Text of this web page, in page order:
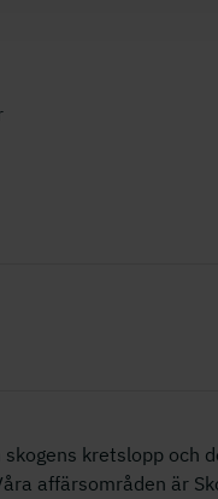
kretslopp och
affärsområden är